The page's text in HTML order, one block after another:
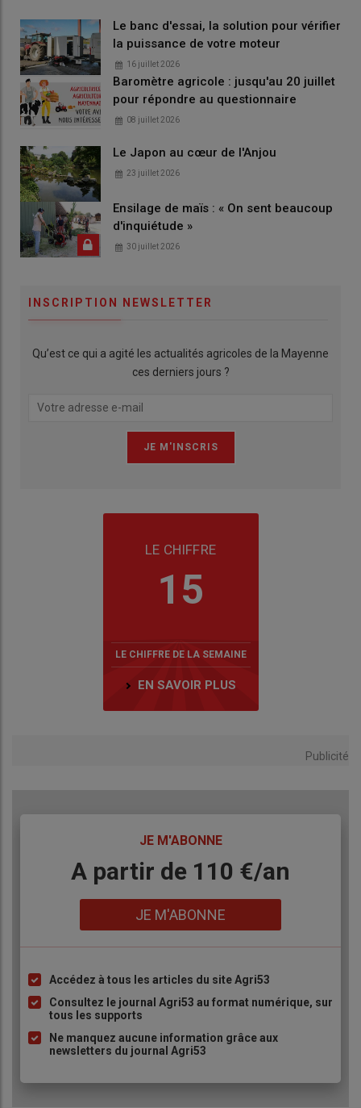
Le banc d'essai, la solution pour vérifier
la puissance de votre moteur
16 juillet 2026
Baromètre agricole : jusqu'au 20 juillet
pour répondre au questionnaire
08 juillet 2026
Le Japon au cœur de l'Anjou
23 juillet 2026
Ensilage de maïs : « On sent beaucoup
d'inquiétude »
30 juillet 2026
INSCRIPTION NEWSLETTER
Qu’est ce qui a agité les actualités agricoles de la Mayenne
ces derniers jours ?
LE CHIFFRE
15
LE CHIFFRE DE LA SEMAINE
EN SAVOIR PLUS
Publicité
JE M'ABONNE
BodyA partir de 110 €/an
JE M'ABONNE
Liste
à
puce
Accédez à tous les articles du site Agri53
Consultez le journal Agri53 au format numérique, sur
tous les supports
Ne manquez aucune information grâce aux
newsletters du journal Agri53